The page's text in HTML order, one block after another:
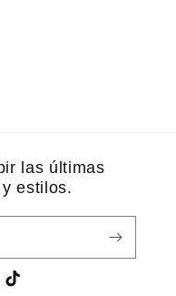
las últimas
estilos.
TikTok